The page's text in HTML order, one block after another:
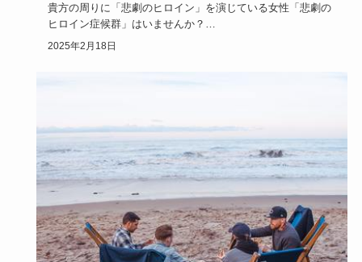
貴方の周りに「悲劇のヒロイン」を演じている女性「悲劇の
ヒロイン症候群」はいませんか？
物語の世界に浸り「ああ私なんて不幸…
2025年2月18日